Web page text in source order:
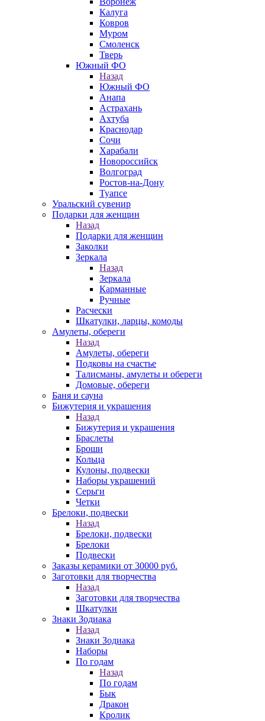
Калуга
Ковров
Муром
Смоленск
Тверь
Южный ФО
Назад
Южный ФО
Анапа
Астрахань
Ахтуба
Краснодар
Сочи
Харабали
Новороссийск
Волгоград
Ростов-на-Дону
Туапсе
Уральский сувенир
Подарки для женщин
Назад
Подарки для женщин
Заколки
Зеркала
Назад
Зеркала
Карманные
Ручные
Расчески
Шкатулки, ларцы, комоды
Амулеты, обереги
Назад
Амулеты, обереги
Подковы на счастье
Талисманы, амулеты и обереги
Домовые, обереги
Баня и сауна
Бижутерия и украшения
Назад
Бижутерия и украшения
Браслеты
Броши
Кольца
Кулоны, подвески
Наборы украшений
Серьги
Четки
Брелоки, подвески
Назад
Брелоки, подвески
Брелоки
Подвески
Заказы керамики от 30000 руб.
Заготовки для творчества
Назад
Заготовки для творчества
Шкатулки
Знаки Зодиака
Назад
Знаки Зодиака
Наборы
По годам
Назад
По годам
Бык
Дракон
Кролик